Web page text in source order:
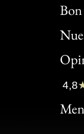
Bon
Clic
Bon
4,8